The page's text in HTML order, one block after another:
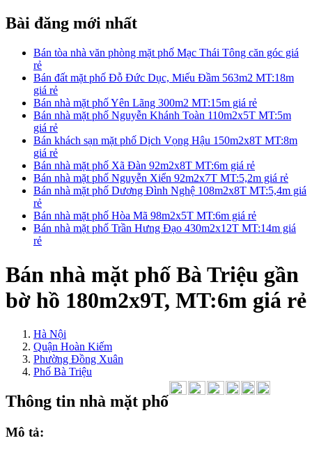
Bài đăng mới nhất
Bán tòa nhà văn phòng mặt phố Mạc Thái Tông căn góc giá
rẻ
Bán đất mặt phố Đỗ Đức Dục, Miếu Đầm 563m2 MT:18m
giá rẻ
Bán nhà mặt phố Yên Lãng 300m2 MT:15m giá rẻ
Bán nhà mặt phố Nguyễn Khánh Toàn 110m2x5T MT:5m
giá rẻ
Bán khách sạn mặt phố Dịch Vọng Hậu 150m2x8T MT:8m
giá rẻ
Bán nhà mặt phố Xã Đàn 92m2x8T MT:6m giá rẻ
Bán nhà mặt phố Nguyễn Xiển 92m2x7T MT:5,2m giá rẻ
Bán nhà mặt phố Dương Đình Nghệ 108m2x8T MT:5,4m giá
rẻ
Bán nhà mặt phố Hòa Mã 98m2x5T MT:6m giá rẻ
Bán nhà mặt phố Trần Hưng Đạo 430m2x12T MT:14m giá
rẻ
Bán nhà mặt phố Bà Triệu gần
bờ hồ 180m2x9T, MT:6m giá rẻ
Hà Nội
Quận Hoàn Kiếm
Phường Đồng Xuân
Phố Bà Triệu
Thông tin nhà mặt phố
Mô tả: